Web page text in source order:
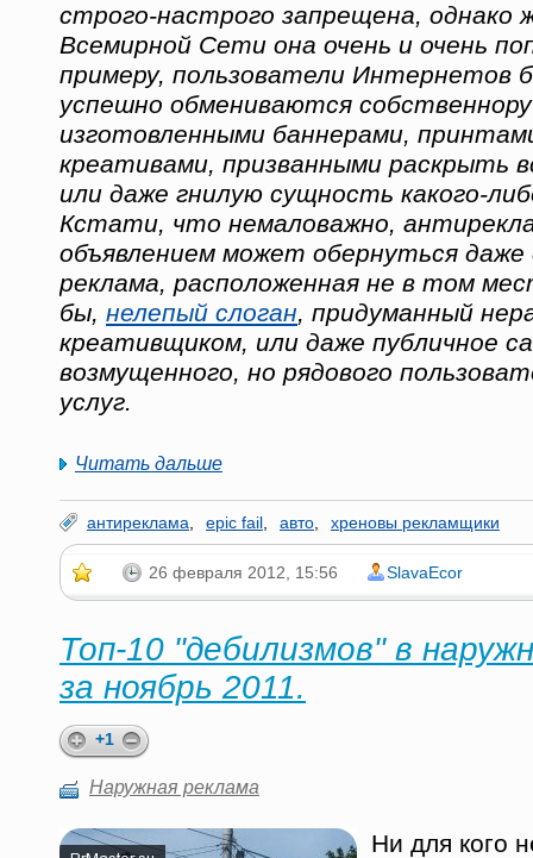
строго-настрого запрещена, однако
Всемирной Сети она очень и очень
примеру, пользователи Интернетов
успешно обмениваются
изготовленными баннерами,
креативами, призванными раскрыть
или даже гнилую сущность какого-
Кстати, что немаловажно,
объявлением может обернуться даже
реклама, расположенная не в том
бы, нелепый слоган, придуманный
креативщиком, или даже публичное
возмущенного, но рядового
услуг.
Читать дальше
антиреклама epic fail авто хреновы рекламщики
26 февраля 2012, 15:56 SlavaEcor
Топ-10 "дебилизмов" в
за ноябрь 2011.
+1
Наружная реклама
Ни для кого